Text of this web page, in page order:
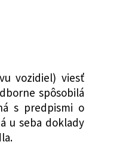
vozidiel) viesť
spôsobilá
s predpismi o
u seba doklady